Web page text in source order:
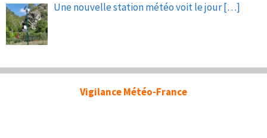
Une nouvelle station météo voit le jour[…]
Vigilance Météo-France